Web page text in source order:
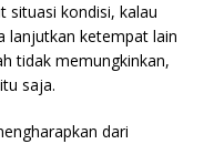
situasi kondisi, kalau
lanjutkan ketempat lain
tidak memungkinkan,
saja.
dari